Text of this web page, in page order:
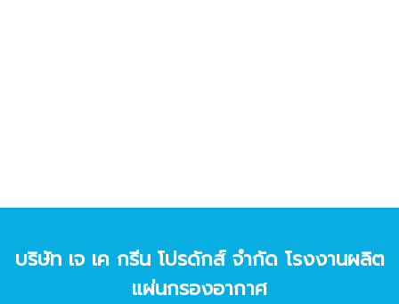
บริษัท เจ เค กรีน โปรดักส์ จํากัด โรงงานผลิต
แผ่นกรองอากาศ